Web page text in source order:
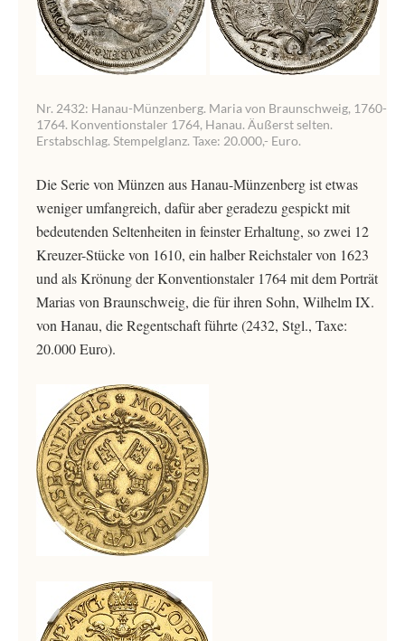
Nr. 2432: Hanau-Münzenberg. Maria von Braunschweig, 1760-
1764. Konventionstaler 1764, Hanau. Äußerst selten.
Erstabschlag. Stempelglanz. Taxe: 20.000,- Euro.
Die Serie von Münzen aus Hanau-Münzenberg ist etwas
weniger umfangreich, dafür aber geradezu gespickt mit
bedeutenden Seltenheiten in feinster Erhaltung, so zwei 12
Kreuzer-Stücke von 1610, ein halber Reichstaler von 1623
und als Krönung der Konventionstaler 1764 mit dem Porträt
Marias von Braunschweig, die für ihren Sohn, Wilhelm IX.
von Hanau, die Regentschaft führte (2432, Stgl., Taxe:
20.000 Euro).